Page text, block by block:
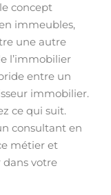
concept
immeubles,
une autre
l’immobilier
entre un
immobilier.
ce qui suit.
consultant en
métier et
dans votre